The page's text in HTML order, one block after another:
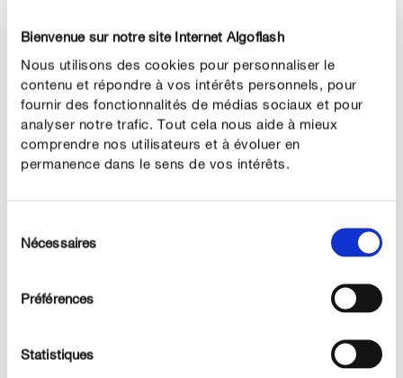
Bienvenue sur notre site Internet Algoflash
Nous utilisons des cookies pour personnaliser le
contenu et répondre à vos intérêts personnels, pour
fournir des fonctionnalités de médias sociaux et pour
analyser notre trafic. Tout cela nous aide à mieux
comprendre nos utilisateurs et à évoluer en
permanence dans le sens de vos intérêts.
duNécessaires
Préférences
Statistiques
leurs feuilles. Une forte infestation peut même provoquer
une défoliation totale. En conséquence, la plante
s’affaiblit, car elle n’a plus suffisamment de feuilles pour
s’alimenter totalement. Si l’arbre ou l’arbuste est
endommagé plusieurs années de suite, la croissance est
freinée et le végétal reste petit. Les rosiers quant à eux
forment moins de fleurs les années suivantes.
Les précautions à prendre
Si l’attaque est limitée, une élimination manuelle des
chenilles peut suffire. La pose d’une bande de glu pour
chenilles est une solution sans insecticide. Une autre
alternative consiste à suspendre un nichoir qui permet